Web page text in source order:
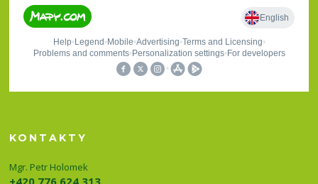
KONTAKTY
Mgr. Petr Holomek